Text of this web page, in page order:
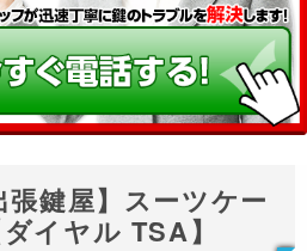
張鍵屋】スーツケー
イヤル TSA】